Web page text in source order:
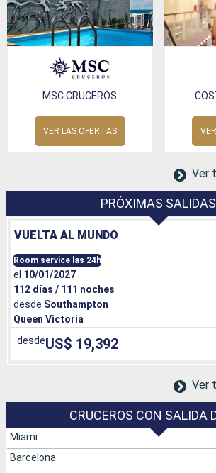
MSC CRUCEROS
VER LAS OFERTAS
Ver
PRÓXIMAS SALIDAS
VUELTA AL MUNDO
Queen Victoria
desde Southampton
112 días / 111 noches
el 10/01/2027
Room service las 24h
desdeUS$ 19,392
Ver
CRUCEROS CON SALIDA
Miami
Barcelona